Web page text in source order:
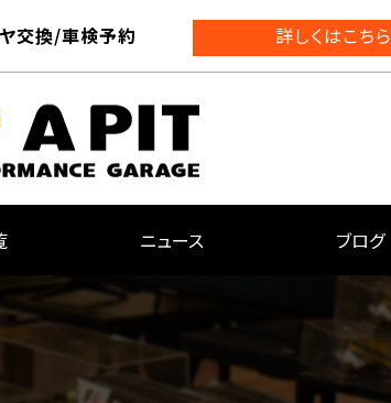
交換/車検予約 詳しくはこちら
ニュース ブログ